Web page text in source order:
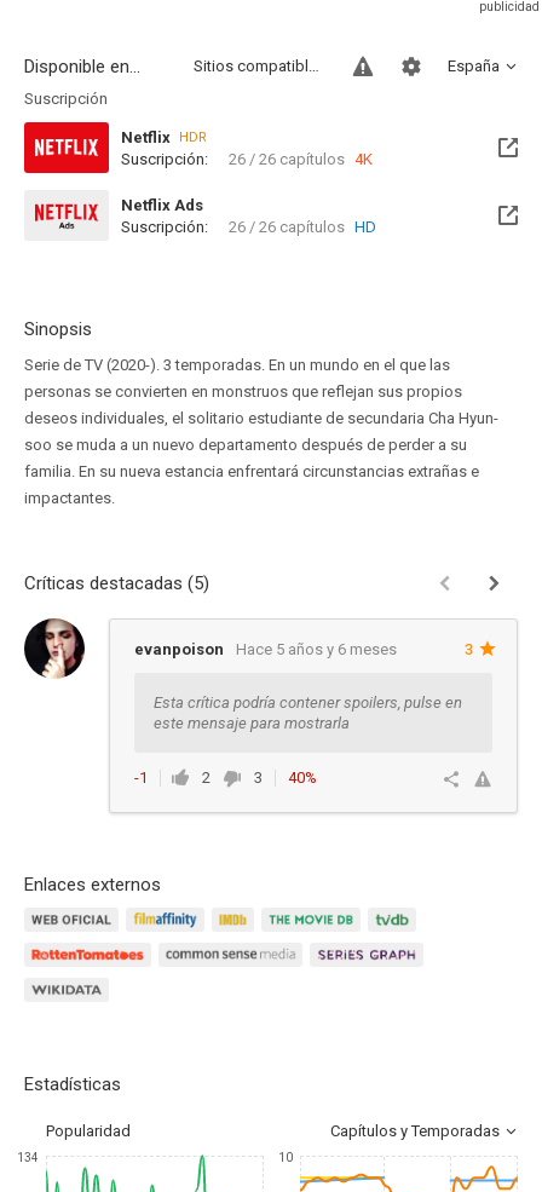
Disponible en... España
Sitios compatibles
Suscripción
Netflix HDR
Suscripción: 26 / 26 capítulos 4K
Netflix Ads
Suscripción:
26 / 26 capítulos HD
Sinopsis
Serie de TV (2020-). 3 temporadas. En un mundo en el que las
personas se convierten en monstruos que reflejan sus propios
deseos individuales, el solitario estudiante de secundaria Cha Hyun-
soo se muda a un nuevo departamento después de perder a su
familia. En su nueva estancia enfrentará circunstancias extrañas e
impactantes.
Críticas destacadas (5)
evanpoison Hace 5 años y 6 meses 3
Esta crítica podría contener spoilers, pulse en
este mensaje para mostrarla
-1 2 3
40%
Enlaces externos
Estadísticas
Popularidad Capítulos y Temporadas
134 10